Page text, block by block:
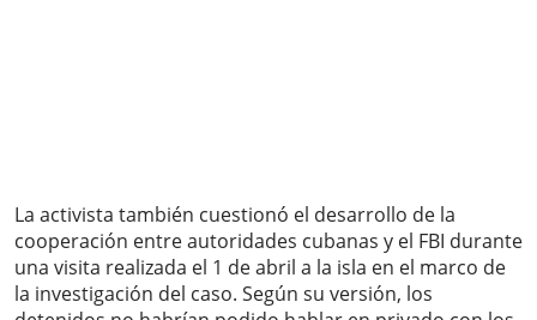
La activista también cuestionó el desarrollo de la
cooperación entre autoridades cubanas y el FBI durante
una visita realizada el 1 de abril a la isla en el marco de
la investigación del caso. Según su versión, los